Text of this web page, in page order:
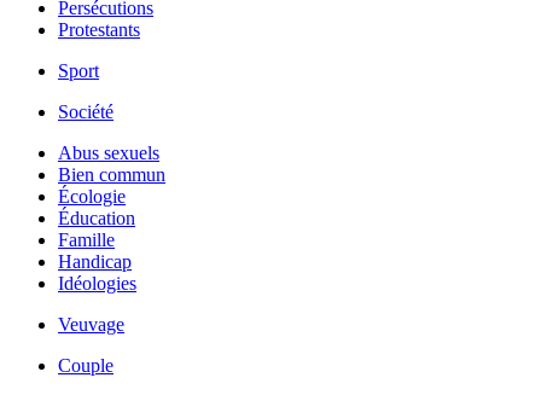
Persécutions
Protestants
Sport
Société
Abus sexuels
Bien commun
Écologie
Éducation
Famille
Handicap
Idéologies
Veuvage
Couple